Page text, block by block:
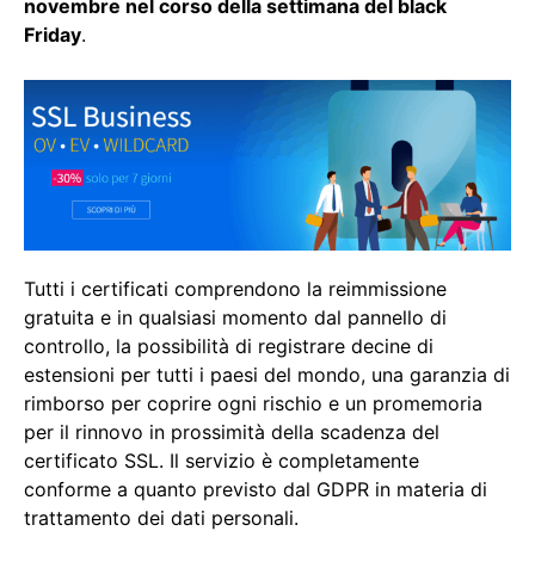
novembre nel corso della settimana del black
Friday.
Tutti i certificati comprendono la reimmissione
gratuita e in qualsiasi momento dal pannello di
controllo, la possibilità di registrare decine di
estensioni per tutti i paesi del mondo, una garanzia di
rimborso per coprire ogni rischio e un promemoria
per il rinnovo in prossimità della scadenza del
certificato SSL. Il servizio è completamente
conforme a quanto previsto dal GDPR in materia di
trattamento dei dati personali.